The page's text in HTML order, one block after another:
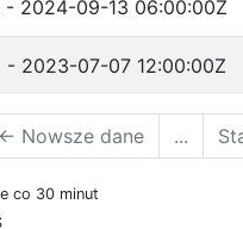
2024-09-13 06:00:00Z
2023-07-07 12:00:00Z
← Nowsze dane ...
co 30 minut